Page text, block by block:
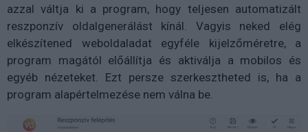
azzal váltja ki a program, hogy teljesen automatizált
reszponzív oldalgenerálást kínál. Vagyis neked elég
elkészítened weboldaladat egyféle kijelzőméretre, a
program magától előállítja és aktiválja a mobilos és
egyéb nézeteket. Ezt persze szerkesztheted is, ha a
program alapértelmezése nem válna be.